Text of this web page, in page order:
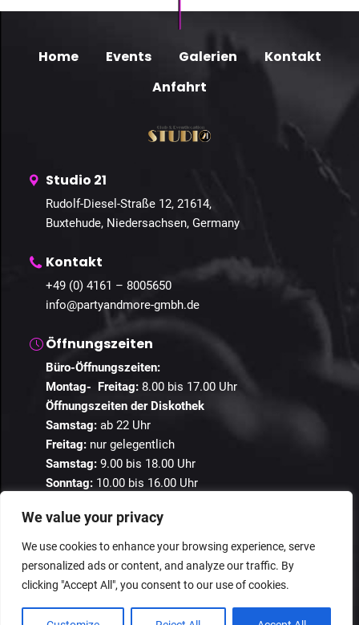
We value your privacy
We use cookies to enhance your browsing experience, serve
personalized ads or content, and analyze our traffic. By
clicking "Accept All", you consent to our use of cookies.
Home Events Galerien
Kontakt
Anfahrt
Studio 21
Rudolf-Diesel-Straße 12, 21614,
Buxtehude, Niedersachsen, Germany
Kontakt
+49 (0) 4161 – 8005650
info@partyandmore-gmbh.de
Öffnungszeiten
Büro-Öffnungszeiten:
Montag- Freitag: 8.00 bis 17.00 Uhr
Öffnungszeiten der Diskothek
Samstag: ab 22 Uhr
Freitag: nur gelegentlich
Samstag: 9.00 bis 18.00 Uhr
Sonntag: 10.00 bis 16.00 Uhr
© 2024 Guestastic. Alle Rechte vorbehalten.
Datenschutz Geschäftsbedingungen